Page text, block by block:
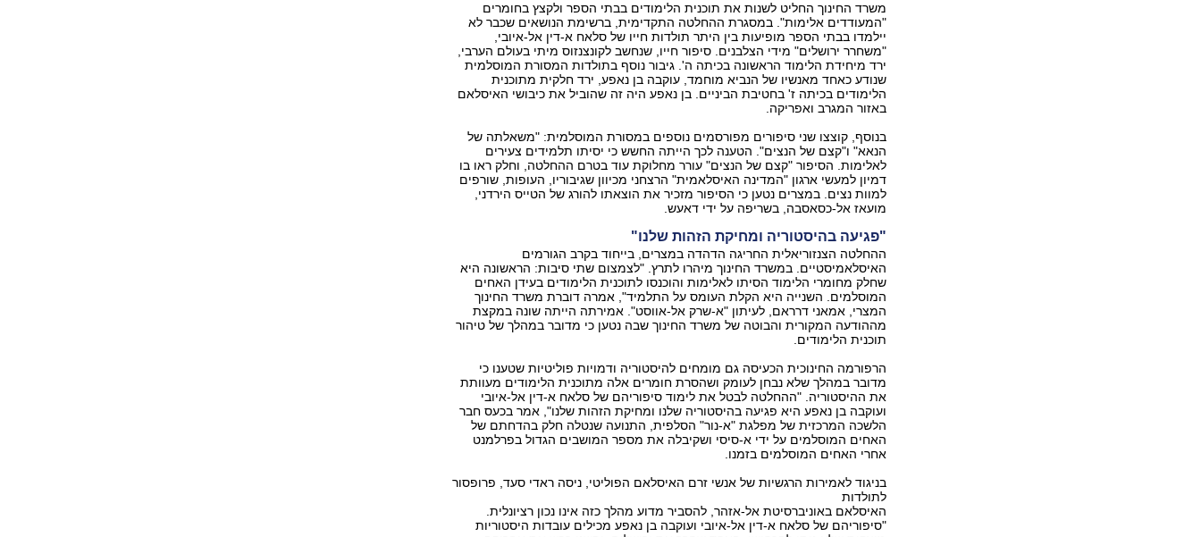
משרד החינוך החליט לשנות את תוכנית הלימודים בבתי הספר ולקצץ בחומרים
"המעודדים אלימות". במסגרת ההחלטה התקדימית, ברשימת הנושאים שכבר לא
יילמדו בבתי הספר מופיעות בין היתר תולדות חייו של סלאח א-דין אל-איובי,
"משחרר ירושלים" מידי הצלבנים. סיפור חייו, שנחשב לקונצנזוס מיתי בעולם הערבי,
ירד מיחידת הלימוד הראשונה בכיתה ה'. גיבור נוסף בתולדות המסורת המוסלמית
שנודע כאחד מאנשיו של הנביא מוחמד, עוקבה בן נאפע, ירד חלקית מתוכנית
הלימודים בכיתה ז' בחטיבת הביניים. בן נאפע היה זה שהוביל את כיבושי האיסלאם
באזור המגרב ואפריקה.
בנוסף, קוצצו שני סיפורים מפורסמים נוספים במסורת המוסלמית: "משאלתה של
הנאא" ו"קצם של הנצים". הטענה לכך הייתה החשש כי יסיתו תלמידים צעירים
לאלימות. הסיפור "קצם של הנצים" עורר מחלוקת עוד בטרם ההחלטה, וחלק ראו בו
דמיון למעשי ארגון "המדינה האיסלאמית" הרצחני מכיוון שגיבוריו, העופות, שורפים
למוות נצים. במצרים נטען כי הסיפור מזכיר את הוצאתו להורג של הטייס הירדני,
מועאז אל-כסאסבה, בשריפה על ידי דאעש.
"פגיעה בהיסטוריה ומחיקת הזהות שלנו"
ההחלטה הצנזוריאלית החריגה הדהדה במצרים, בייחוד בקרב הגורמים
האיסלאמיסטיים. במשרד החינוך מיהרו לתרץ. "לצמצום שתי סיבות: הראשונה היא
שחלק מחומרי הלימוד הסיתו לאלימות והוכנסו לתוכנית הלימודים בעידן האחים
המוסלמים. השנייה היא הקלת העומס על התלמיד", אמרה דוברת משרד החינוך
המצרי, אמאני דרראם, לעיתון "א-שרק אל-אווסט". אמירתה הייתה שונה במקצת
מההודעה המקורית והבוטה של משרד החינוך שבה נטען כי מדובר במהלך של טיהור
תוכנית הלימודים.
הרפורמה החינוכית הכעיסה גם מומחים להיסטוריה ודמויות פוליטיות שטענו כי
מדובר במהלך שלא נבחן לעומק ושהסרת חומרים אלה מתוכנית הלימודים מעוותת
את ההיסטוריה. "ההחלטה לבטל את לימוד סיפוריהם של סלאח א-דין אל-איובי
ועוקבה בן נאפע היא פגיעה בהיסטוריה שלנו ומחיקת הזהות שלנו", אמר בכעס חבר
הלשכה המרכזית של מפלגת "א-נור" הסלפית, התנועה שנטלה חלק בהדחתם של
האחים המוסלמים על ידי א-סיסי ושקיבלה את מספר המושבים הגדול בפרלמנט
אחרי האחים המוסלמים בזמנו.
בניגוד לאמירות הרגשיות של אנשי זרם האיסלאם הפוליטי, ניסה ראדי סעד, פרופסור
לתולדות
האיסלאם באוניברסיטת אל-אזהר, להסביר מדוע מהלך כזה אינו נכון רציונלית.
"סיפוריהם של סלאח א-דין אל-איובי ועוקבה בן נאפע מכילים עובדות היסטוריות